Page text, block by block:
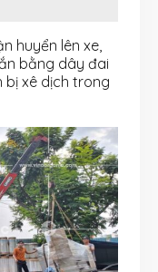
huyển lên xe,
bằng dây đai
bị xê dịch trong